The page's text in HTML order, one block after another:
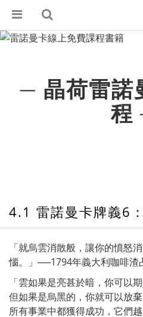
─ 晶荷雷諾
程
4.1 雷諾曼卡牌義6
「就烏雲消散般，讓你的憤怒
惱。」──1794年義大利咖啡渣
「雲如果是亮甚於暗，你可以
但如果是烏黑的，你就可以放
所有事業中都獲得成功，它們